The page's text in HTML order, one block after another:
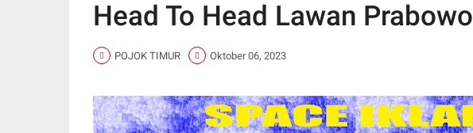
Head To Head Lawan Prabowo
POJOK TIMUR Oktober 06, 2023